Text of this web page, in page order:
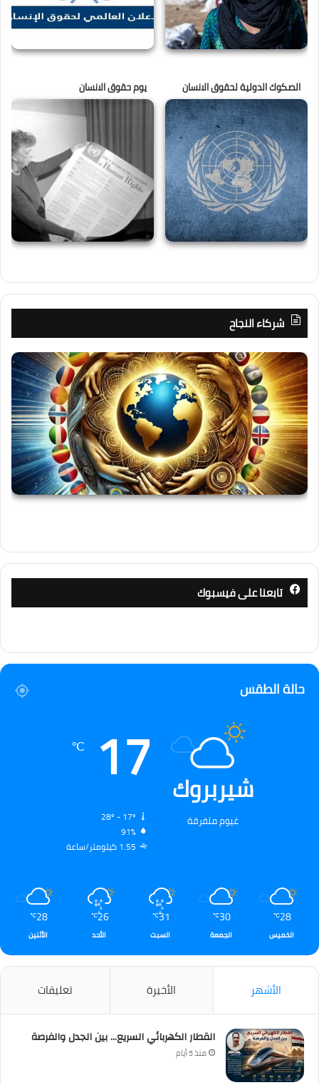
الصكوك الدولية لحقوق الانسان يوم حقوق الانسان
شركاء النجاح
تابعنا على فيسبوك
حالة الطقس
شيربروك
غيوم متفرقة
17
℃
91%
1.55 كيلومتر/ساعة
28
℃
الخميس
30
℃
الجمعة
31
℃
السبت
26
℃
الأحد
28
℃
الأثنين
الأشهر الأخيرة تعليقات
القطار الكهربائي السريع… بين الجدل والفرصة
منذ 5 أيام